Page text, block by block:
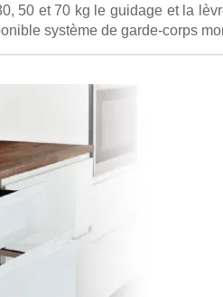
50 et 70 kg le guidage et la
système de garde-corps